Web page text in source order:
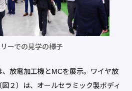
ーでの見学の様子
放電加工機とMCを展示。ワイヤ放
２）は、オールセラミック製ボディ